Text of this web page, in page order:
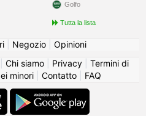
Golfo
Tutta la lista
| Negozio| Opinioni
Chi siamo| Privacy| Termini di
minori| Contatto| FAQ